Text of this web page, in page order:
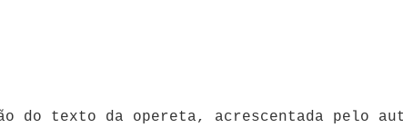
do texto da opereta, acrescentada pelo